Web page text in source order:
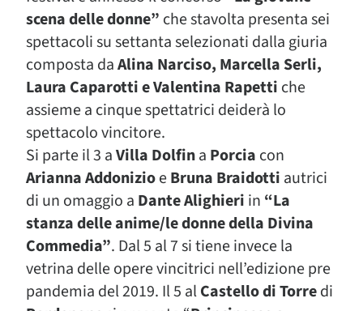
scena delle donne” che stavolta presenta sei
spettacoli su settanta selezionati dalla giuria
composta daAlina Narciso, Marcella Serli,
Laura Caparotti e Valentina Rapetti che
assieme a cinque spettatrici deiderà lo
spettacolo vincitore.
Si parte il 3 aVilla Dolfina Porcia con
Arianna AddonizioeBruna Braidotti autrici
di un omaggio a Dante Alighieri in “La
stanza delle anime/le donne della Divina
Commedia”. Dal 5 al 7 si tiene invece la
vetrina delle opere vincitrici nell’edizione pre
pandemia del 2019. Il 5 alCastello di Torredi